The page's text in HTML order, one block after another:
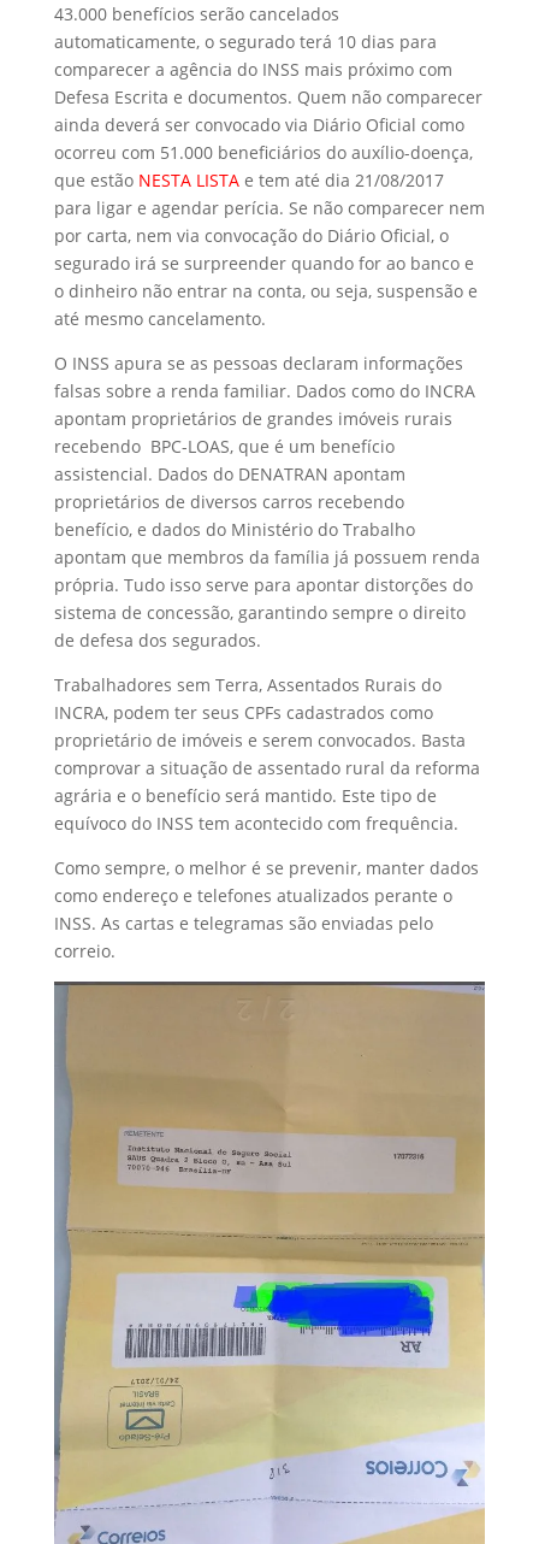
43.000 benefícios serão cancelados
automaticamente, o segurado terá 10 dias para
comparecer a agência do INSS mais próximo com
Defesa Escrita e documentos. Quem não comparecer
ainda deverá ser convocado via Diário Oficial como
ocorreu com 51.000 beneficiários do auxílio-doença,
que estão NESTA LISTA e tem até dia 21/08/2017
para ligar e agendar perícia. Se não comparecer nem
por carta, nem via convocação do Diário Oficial, o
segurado irá se surpreender quando for ao banco e
o dinheiro não entrar na conta, ou seja, suspensão e
até mesmo cancelamento.
O INSS apura se as pessoas declaram informações
falsas sobre a renda familiar. Dados como do INCRA
apontam proprietários de grandes imóveis rurais
recebendo BPC-LOAS, que é um benefício
assistencial. Dados do DENATRAN apontam
proprietários de diversos carros recebendo
benefício, e dados do Ministério do Trabalho
apontam que membros da família já possuem renda
própria. Tudo isso serve para apontar distorções do
sistema de concessão, garantindo sempre o direito
de defesa dos segurados.
Trabalhadores sem Terra, Assentados Rurais do
INCRA, podem ter seus CPFs cadastrados como
proprietário de imóveis e serem convocados. Basta
comprovar a situação de assentado rural da reforma
agrária e o benefício será mantido. Este tipo de
equívoco do INSS tem acontecido com frequência.
Como sempre, o melhor é se prevenir, manter dados
como endereço e telefones atualizados perante o
INSS. As cartas e telegramas são enviadas pelo
correio.